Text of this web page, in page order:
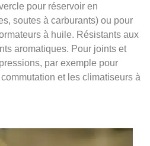
pour réservoir en
soutes à carburants) ou pour
à huile. Résistants aux
aromatiques. Pour joints et
par exemple pour
et les climatiseurs à